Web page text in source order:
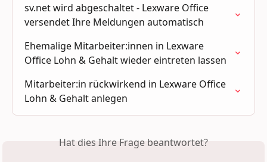
sv.net wird abgeschaltet - Lexware Office
versendet Ihre Meldungen automatisch
Ehemalige Mitarbeiter:innen in Lexware
Office Lohn & Gehalt wieder eintreten lassen
Mitarbeiter:in rückwirkend in Lexware Office
Lohn & Gehalt anlegen
Hat dies Ihre Frage beantwortet?